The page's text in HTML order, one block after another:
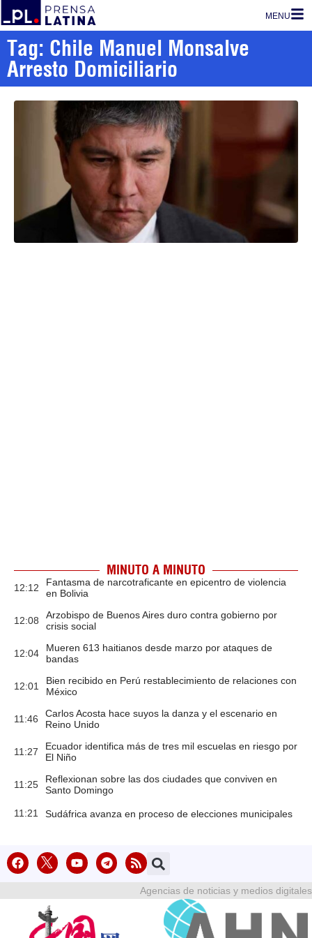
MENU
Tag: Chile Manuel Monsalve
Arresto Domiciliario
MINUTO A MINUTO
12:12
Fantasma de narcotraficante en epicentro de violencia
en Bolivia
12:08
Arzobispo de Buenos Aires duro contra gobierno por
crisis social
12:04
Mueren 613 haitianos desde marzo por ataques de
bandas
12:01
Bien recibido en Perú restablecimiento de relaciones con
México
11:46
Carlos Acosta hace suyos la danza y el escenario en
Reino Unido
11:27
Ecuador identifica más de tres mil escuelas en riesgo por
El Niño
11:25
Reflexionan sobre las dos ciudades que conviven en
Santo Domingo
11:21 Sudáfrica avanza en proceso de elecciones municipales
Agencias de noticias y medios digitales